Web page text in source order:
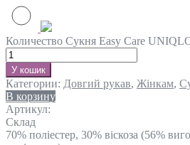
Количество Сукня Easy Care
У кошик
Категории: Довгий рукав, Жінкам,
В корзину
Артикул:
Склад
70% поліестер, 30% віскоза (56%